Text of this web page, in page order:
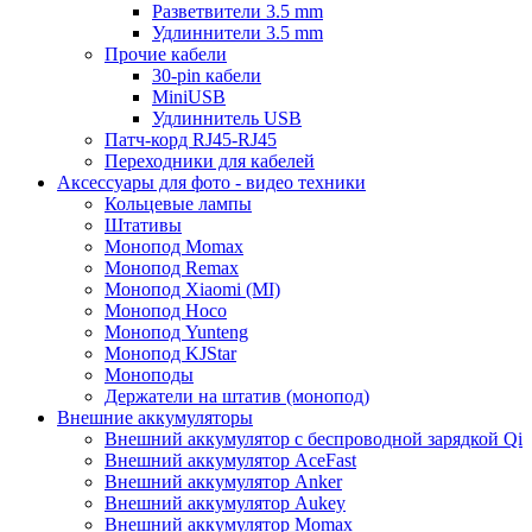
Разветвители 3.5 mm
Удлиннители 3.5 mm
Прочие кабели
30-pin кабели
MiniUSB
Удлиннитель USB
Патч-корд RJ45-RJ45
Переходники для кабелей
Аксессуары для фото - видео техники
Кольцевые лампы
Штативы
Монопод Momax
Монопод Remax
Монопод Xiaomi (MI)
Монопод Hoco
Монопод Yunteng
Монопод KJStar
Моноподы
Держатели на штатив (монопод)
Внешние аккумуляторы
Внешний аккумулятор с беспроводной зарядкой Qi
Внешний аккумулятор AceFast
Внешний аккумулятор Anker
Внешний аккумулятор Aukey
Внешний аккумулятор Momax